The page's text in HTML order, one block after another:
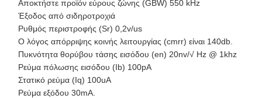
Αποκτήστε προϊόν εύρους ζώνης (GBW) 550 kHz
Έξοδος από σιδηροτροχιά
Ρυθμός περιστροφής (Sr) 0,2v/us
Ο λόγος απόρριψης κοινής λειτουργίας (cmrr) είναι 140db.
Πυκνότητα θορύβου τάσης εισόδου (en) 20nv/√ Hz @ 1khz
Ρεύμα πόλωσης εισόδου (Ib) 100pA
Στατικό ρεύμα (Iq) 100uA
Ρεύμα εξόδου 30mA.